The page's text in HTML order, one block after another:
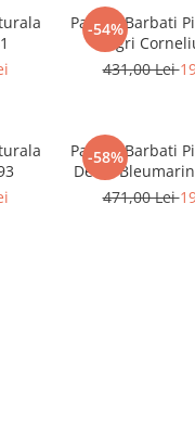
-54%
Pantofi Barbati
Negri
431,00 Lei
-58%
Pantofi Barbati
Denis
471,00 Lei